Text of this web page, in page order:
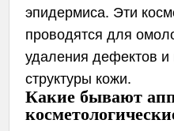
эпидермиса. Эти
проводятся для
удаления дефектов
структуры кожи.
Какие бывают